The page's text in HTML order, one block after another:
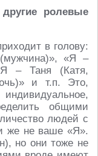
ролевые
в голову:
«Я –
– Таня (Катя,
и т.п. Это,
общими
людей с
же не ваше «Я».
но они тоже не